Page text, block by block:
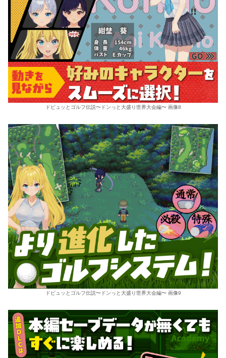
ドピュッとゴルフ伝説〜ドンっと大盛り世界大会編〜 画像8
ドピュッとゴルフ伝説〜ドンっと大盛り世界大会編〜 画像9